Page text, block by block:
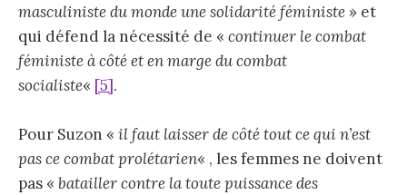
masculiniste du monde une solidarité féministe » et
qui défend la nécessité de « continuer le combat
féministe à côté et en marge du combat
socialiste« [5].
Pour Suzon « il faut laisser de côté tout ce qui n’est
pas ce combat prolétarien« , les femmes ne doivent
pas « batailler contre la toute puissance des